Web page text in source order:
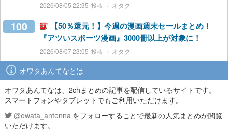
2026/08/05 22:35 オタク
100
【50％還元！】今週の漫画週末セールまとめ！
『アツいスポーツ漫画』3000冊以上が対象に！
2026/08/07 23:05 オタク
オワタあんてなとは
オワタあんてなは、2chまとめの記事を配信しているサイトです。
スマートフォンやタブレットでもご利用いただけます。
@owata_antenna をフォローすることで最新の人気まとめが閲覧
いただけます。